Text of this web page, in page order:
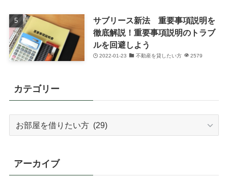
サブリース新法 重要事項説明を
徹底解説！重要事項説明のトラブ
ルを回避しよう
2022-01-23 不動産を貸したい方 2579
カテゴリー
リ
ー
アーカイブ